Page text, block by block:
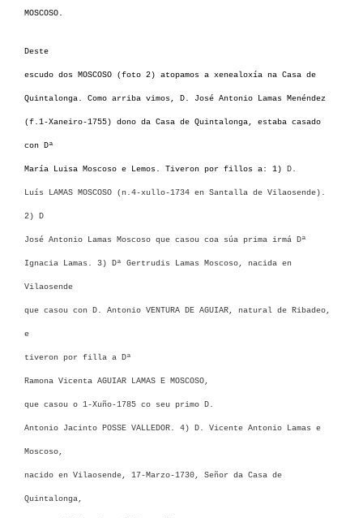
MOSCOSO.
Deste
escudo dos MOSCOSO (foto 2) atopamos a xenealoxía na Casa de
Quintalonga. Como arriba vimos, D. José Antonio Lamas Menéndez
(f.1-Xaneiro-1755) dono da Casa de Quintalonga, estaba casado
con Dª
María Luisa Moscoso e Lemos. Tiveron por fillos a: 1) D.
Luís LAMAS MOSCOSO (n.4-xullo-1734 en Santalla de Vilaosende).
2) D
José Antonio Lamas Moscoso que casou coa súa prima irmá Dª
Ignacia Lamas. 3) Dª Gertrudis Lamas Moscoso, nacida en
Vilaosende
que casou con D. Antonio VENTURA DE AGUIAR, natural de Ribadeo,
e
tiveron por filla a Dª
Ramona Vicenta AGUIAR LAMAS E MOSCOSO,
que casou o 1-Xuño-1785 co seu primo D.
Antonio Jacinto POSSE VALLEDOR. 4) D. Vicente Antonio Lamas e
Moscoso,
nacido en Vilaosende, 17-Marzo-1730, Señor da Casa de
Quintalonga,